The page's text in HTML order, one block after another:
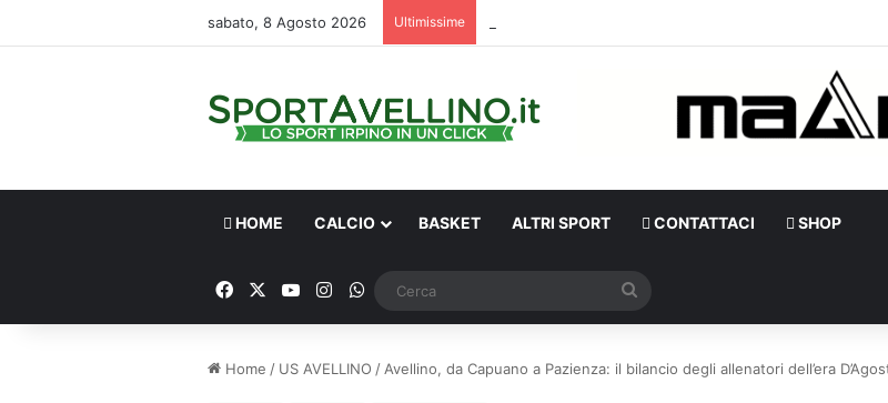
sabato, 8 Agosto 2026 Ultimissime
HOME CALCIO BASKET ALTRI SPORT CONTATTACI SHOP
FacebookYou TubeInstagram
WhatsApp
Home / US AVELLINO / Avellino, da Capuano a Pazienza: il bilancio degli allenatori dell’era